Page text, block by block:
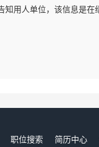
知用人单位，该信息是在
职位搜索 简历中心